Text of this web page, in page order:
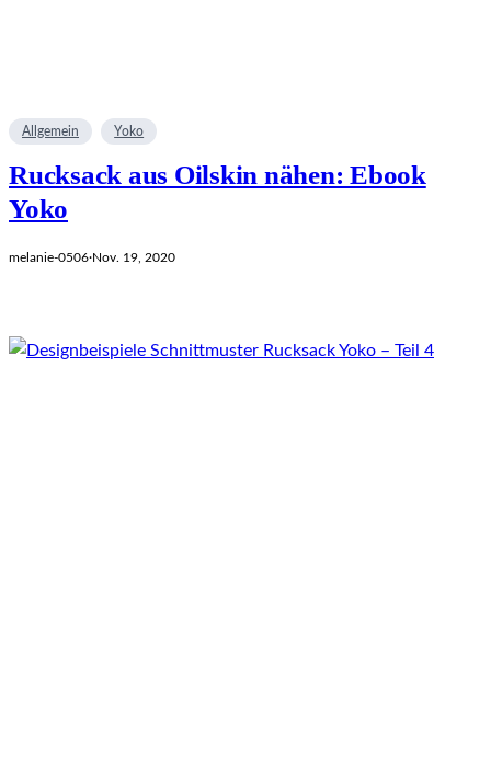
Allgemein Yoko
Rucksack aus Oilskin nähen: Ebook
Yoko
melanie-0506·Nov. 19, 2020